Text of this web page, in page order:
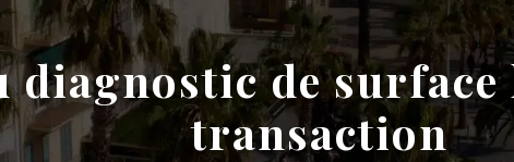
de surface
transaction